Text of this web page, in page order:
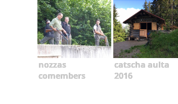
nozzas
comembers
catscha aulta
2016